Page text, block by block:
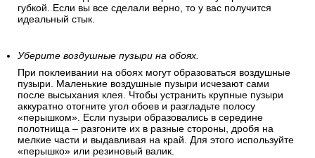
губкой. Если вы все сделали верно, то у вас получится
идеальный стык.
Уберите воздушные пузыри на обоях.
При поклеивании на обоях могут образоваться воздушные
пузыри. Маленькие воздушные пузыри исчезают сами
после высыхания клея. Чтобы устранить крупные пузыри
аккуратно отогните угол обоев и разгладьте полосу
«перышком». Если пузыри образовались в середине
полотнища – разгоните их в разные стороны, дробя на
мелкие части и выдавливая на край. Для этого используйте
«перышко» или резиновый валик.